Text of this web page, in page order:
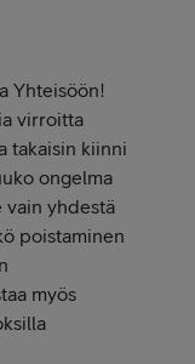
Yhteisöön!
virroitta
takaisin kiinni
ongelma
vain yhdestä
poistaminen
myös